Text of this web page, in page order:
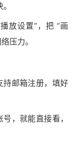
放设置”，把 “画
压力。
持邮箱注册，填好
，就能直接看，